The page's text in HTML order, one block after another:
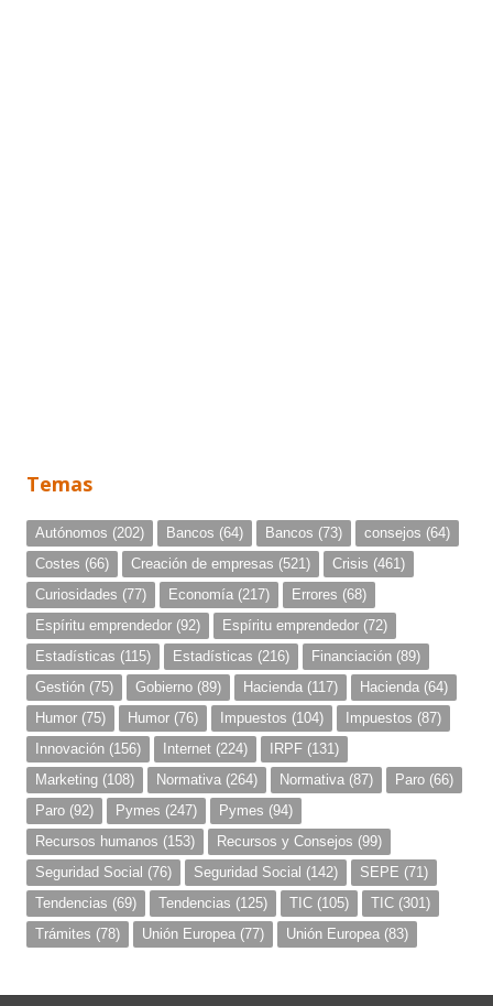
Temas
Autónomos (202) Bancos (64) Bancos (73) consejos (64)
Costes (66) Creación de empresas (521) Crisis (461)
Curiosidades (77) Economía (217) Errores (68)
Espíritu emprendedor (92) Espíritu emprendedor (72)
Estadísticas (115) Estadísticas (216) Financiación (89)
Gestión (75) Gobierno (89) Hacienda (117) Hacienda (64)
Humor (75) Humor (76) Impuestos (104) Impuestos (87)
Innovación (156) Internet (224) IRPF (131)
Marketing (108) Normativa (264) Normativa (87) Paro (66)
Paro (92) Pymes (247) Pymes (94)
Recursos humanos (153) Recursos y Consejos (99)
Seguridad Social (76) Seguridad Social (142) SEPE (71)
Tendencias (69) Tendencias (125) TIC (105) TIC (301)
Trámites (78) Unión Europea (77) Unión Europea (83)